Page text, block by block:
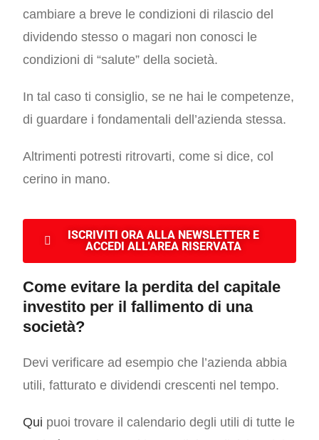
cambiare a breve le condizioni di rilascio del
dividendo stesso o magari non conosci le
condizioni di “salute” della società.
In tal caso ti consiglio, se ne hai le competenze,
di guardare i fondamentali dell’azienda stessa.
Altrimenti potresti ritrovarti, come si dice, col
cerino in mano.
ISCRIVITI ORA ALLA NEWSLETTER E
ACCEDI ALL'AREA RISERVATA
Come evitare la perdita del capitale
investito per il fallimento di una
società?
Devi verificare ad esempio che l’azienda abbia
utili, fatturato e dividendi crescenti nel tempo.
Qui puoi trovare il calendario degli utili di tutte le